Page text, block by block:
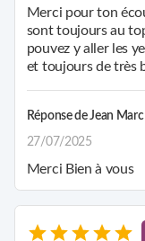
Merci pour ton
sont toujours au
pouvez y aller les
et toujours de très
Réponse deJean Marc
27/07/2025
Merci Bien à vous